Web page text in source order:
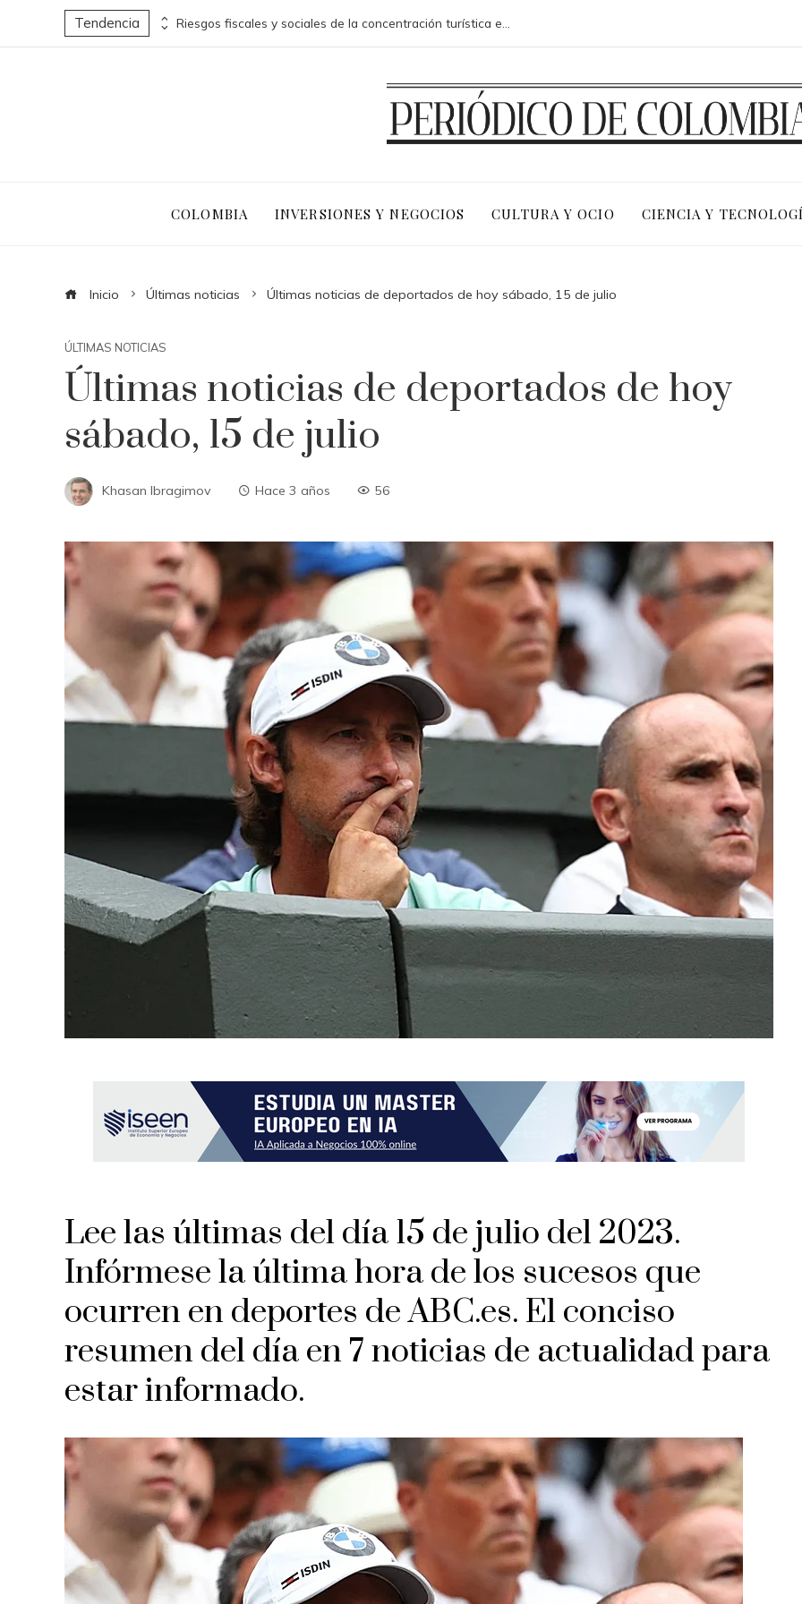
Tendencia
COLOMBIA INVERSIONES Y NEGOCIOS CULTURA Y OCIO CIENCIA Y
Inicio Últimas noticias Últimas noticias de deportados de hoy sábado, 15 de julio
ÚLTIMAS NOTICIAS
Últimas noticias de deportados de hoy
sábado, 15 de julio
Khasan Ibragimov Hace 3 años 56
Lee las últimas del día 15 de julio del 2023.
Infórmese la última hora de los sucesos que
ocurren en deportes de ABC.es. El conciso
resumen del día en 7 noticias de actualidad para
estar informado.